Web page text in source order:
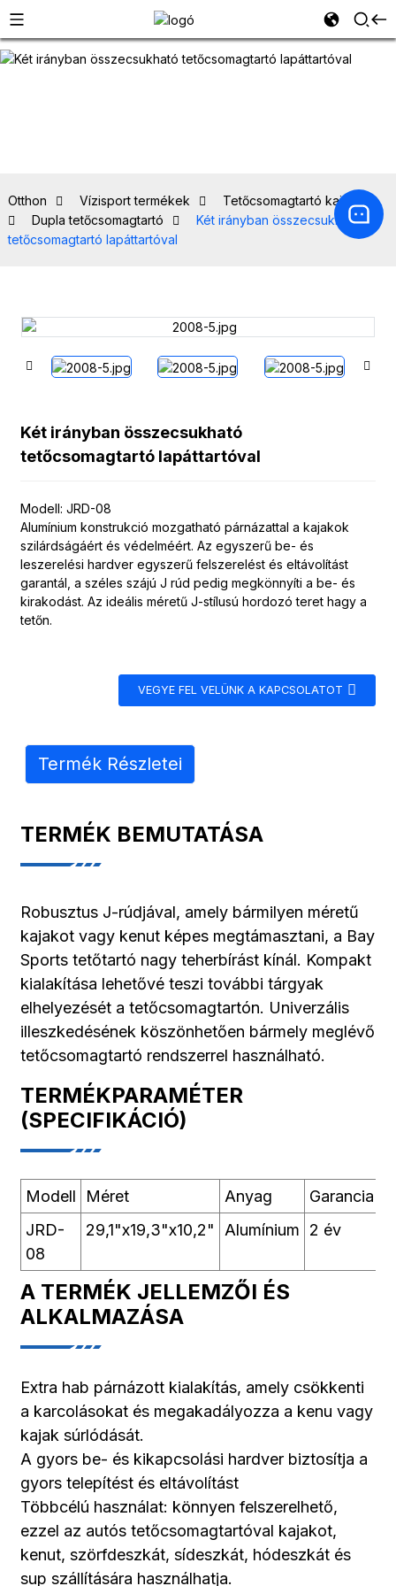
Otthon Vízisport termékek
Tetőcsomagtartó kajakhoz
Dupla tetőcsomagtartó
Két irányban összecsukható
tetőcsomagtartó lapáttartóval
Két irányban összecsukható
tetőcsomagtartó lapáttartóval
Modell: JRD-08
Alumínium konstrukció mozgatható párnázattal a kajakok
szilárdságáért és védelméért. Az egyszerű be- és
leszerelési hardver egyszerű felszerelést és eltávolítást
garantál, a széles szájú J rúd pedig megkönnyíti a be- és
kirakodást. Az ideális méretű J-stílusú hordozó teret hagy a
tetőn.
VEGYE FEL VELÜNK A KAPCSOLATOT
Termék Részletei
TERMÉK BEMUTATÁSA
Robusztus J-rúdjával, amely bármilyen méretű
kajakot vagy kenut képes megtámasztani, a Bay
Sports tetőtartó nagy teherbírást kínál. Kompakt
kialakítása lehetővé teszi további tárgyak
elhelyezését a tetőcsomagtartón. Univerzális
illeszkedésének köszönhetően bármely meglévő
tetőcsomagtartó rendszerrel használható.
TERMÉKPARAMÉTER
(SPECIFIKÁCIÓ)
Modell Méret Anyag Garancia
JRD-
08
29,1"x19,3"x10,2" Alumínium 2 év
A TERMÉK JELLEMZŐI ÉS
ALKALMAZÁSA
Extra hab párnázott kialakítás, amely csökkenti
a karcolásokat és megakadályozza a kenu vagy
kajak súrlódását.
A gyors be- és kikapcsolási hardver biztosítja a
gyors telepítést és eltávolítást
Többcélú használat: könnyen felszerelhető,
ezzel az autós tetőcsomagtartóval kajakot,
kenut, szörfdeszkát, sídeszkát, hódeszkát és
sup szállítására használhatja.